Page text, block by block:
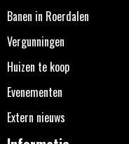
Banen in Roerdalen
Vergunningen
Huizen te koop
Evenementen
Extern nieuws